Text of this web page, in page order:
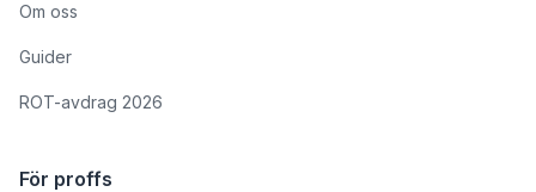
Om oss
Guider
ROT-avdrag 2026
För proffs